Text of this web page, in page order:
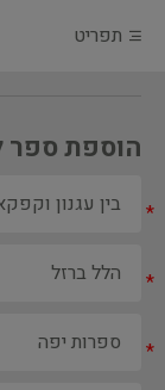
תפריט
הוספת ספר
*
*
*